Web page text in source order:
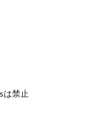
は禁止